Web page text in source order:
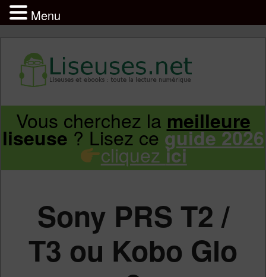
Infos sur les liseuses Kindle, Kobo,
Vivlio, Pocketbook
Aller
principal
Aller
secondaire
Vous cherchez la meilleure
liseuse? Lisez ceguide 2026
cliquez ici
Sony PRS T2 /
T3 ou Kobo Glo
Menu